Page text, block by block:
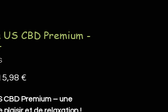
CBD Premium -
€
CBD Premium – une